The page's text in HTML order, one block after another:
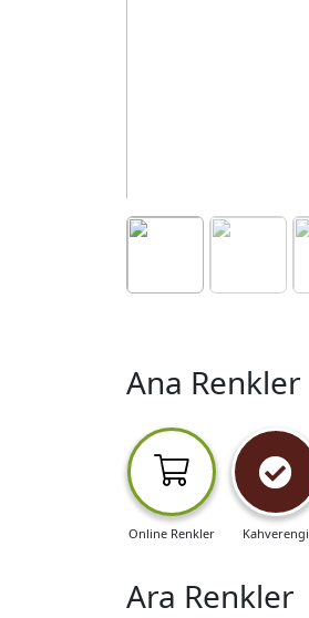
Ana Renkler
Online Renkler Kahverengi
Ara Renkler